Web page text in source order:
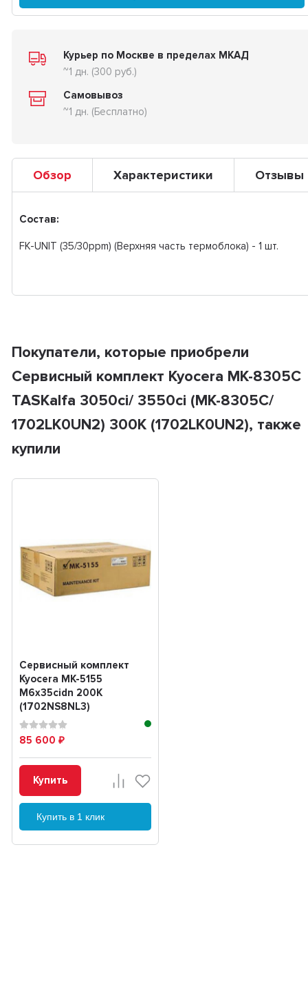
Курьер по Москве в пределах МКАД
~1 дн. (300 руб.)
Самовывоз
~1 дн. (Бесплатно)
Обзор Характеристики Отзывы
Состав:
FK-UNIT (35/30ppm) (Верхняя часть термоблока) - 1 шт.
Покупатели, которые приобрели
Сервисный комплект Kyocera MK-8305C
TASKalfa 3050ci/ 3550ci (MK-8305C/
1702LK0UN2) 300K (1702LK0UN2), также
купили
Сервисный комплект
Kyocera MK-5155
M6x35cidn 200K
(1702NS8NL3)
85 600 ₽
Купить
Купить в 1 клик